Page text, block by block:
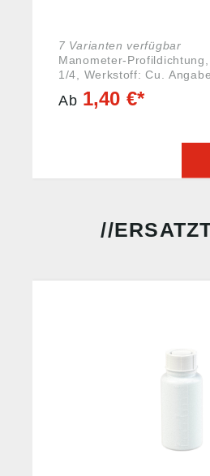
7 Varianten verfügbar
Manometer-
1/4, Werkstoff: Cu. Angaben gemäß
2023/988): Riegler & Co.
Ab 1,40 €*